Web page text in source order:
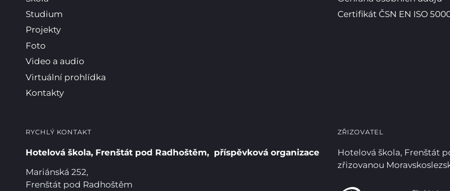
Studium
Projekty
Foto
Video a audio
Virtuální prohlídka
Kontakty
Certifikát ČSN EN ISO
RYCHLÝ KONTAKT
Hotelová škola, Frenštát pod Radhoštěm, příspěvková organizace
Mariánská 252,
Frenštát pod Radhoštěm
ZŘIZOVATEL
Hotelová škola, Frenštát
zřizovanou